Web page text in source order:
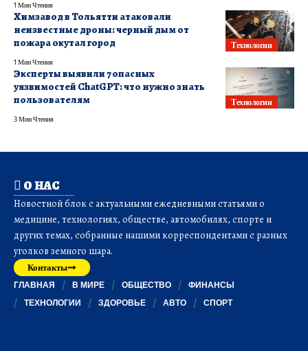
1 Мин Чтения
Технологии
Химзавод в Тольятти атаковали
неизвестные дроны: черный дым от
пожара окутал город
1 Мин Чтения
Технологии
Эксперты выявили 7 опасных
уязвимостей ChatGPT: что нужно знать
пользователям
3 Мин Чтения
О НАС
Новостной блок с актуальными ежедневными статьями о
медицине, технологиях, обществе, автомобилях, спорте и
других темах, собранные нашими корреспондентами с разных
уголков земного шара.
Контакты
ГЛАВНАЯ В МИРЕ ОБЩЕСТВО
ФИНАНСЫ
ТЕХНОЛОГИИ
ЗДОРОВЬЕ АВТО СПОРТ